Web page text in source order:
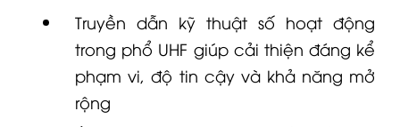
Truyền dẫn kỹ thuật số hoạt động
trong phổ UHF giúp cải thiện đáng kể
phạm vi, độ tin cậy và khả năng mở
rộng